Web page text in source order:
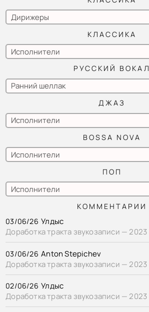
КЛАССИКА
РУССКИЙ ВОКАЛ
ДЖАЗ
BOSSA NOVA
ПОП
КОММЕНТАРИИ
03/06/26 Улдыс
Доработка тракта звукозаписи — 2023
03/06/26 Anton Stepichev
Доработка тракта звукозаписи — 2023
02/06/26 Улдыс
Доработка тракта звукозаписи — 2023